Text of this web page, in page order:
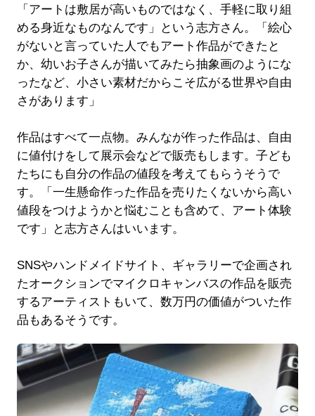
「アートは敷居が高いものではなく、手軽に取り組
める身近なものなんです」という志方さん。「絵心
がないと言っていた人でもアート作品ができたと
か、幼いお子さんが描いてみたら抽象画のようにな
ったなど、小さい素材だからこそ広がる世界や自由
さがあります」
作品はすべて一点物。みんなが作った作品は、自由
に値付けをして展示会などで販売もします。子ども
たちにも自分の作品の値段を考えてもらうそうで
す。「一生懸命作った作品を売りたくないから高い
値段をつけようかと悩むことも含めて、アート体験
です」と志方さんはいいます。
SNSやハンドメイドサイト、ギャラリーで企画され
たオークションでマイクロキャンバスの作品を販売
するアーティストもいて、数万円の価値がついた作
品もあるそうです。